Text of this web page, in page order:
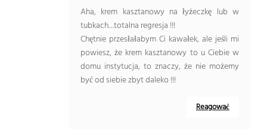
Aha, krem ​​kasztanowy na łyżeczkę lub w
tubkach…totalna regresja !!!
Chętnie przesłałabym Ci kawałek, ale jeśli mi
powiesz, że krem ​​kasztanowy to u Ciebie w
domu instytucja, to znaczy, że nie możemy
być od siebie zbyt daleko !!!
Reagować